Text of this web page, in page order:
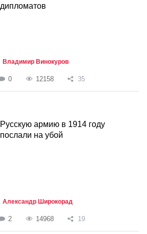
дипломатов
Владимир Винокуров
0 12158 35
Русскую армию в 1914 году
послали на убой
Александр Широкорад
2 14968 19